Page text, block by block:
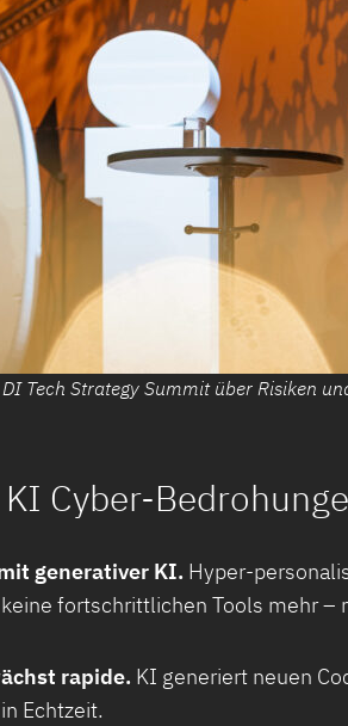
Tech Strategy Summit über Risiken
KI Cyber-
generativer KI. Hyper-
fortschrittlichen Tools mehr –
rapide. KI generiert neuen
Echtzeit.